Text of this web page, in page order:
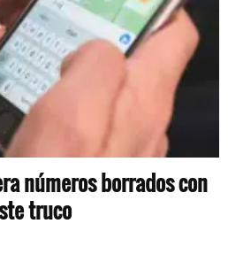
números borrados con
truco